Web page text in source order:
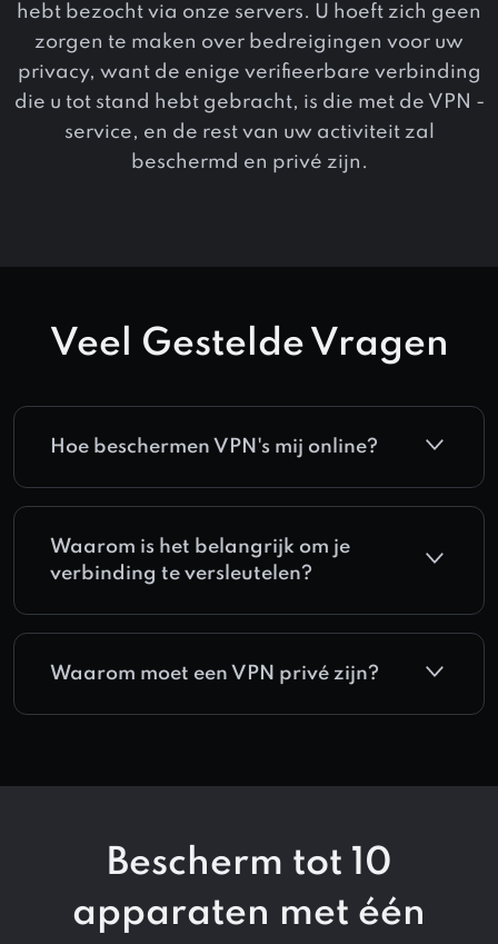
hebt bezocht via onze servers. U hoeft zich geen
zorgen te maken over bedreigingen voor uw
privacy, want de enige verifieerbare verbinding
die u tot stand hebt gebracht, is die met de VPN -
service, en de rest van uw activiteit zal
beschermd en privé zijn.
Veel Gestelde Vragen
Hoe beschermen VPN's mij online?
Waarom is het belangrijk om je
verbinding te versleutelen?
Waarom moet een VPN privé zijn?
Bescherm tot 10
apparaten met één